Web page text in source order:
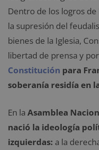
Dentro de los logros
la supresión del
bienes de la Iglesia,
libertad de prensa y
Constitución para
soberanía residía en
En la Asamblea
nació la ideología
izquierdas: a la